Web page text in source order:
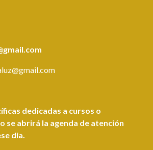
dedicadas a cursos o
se abrirá la agenda de atención
dia.